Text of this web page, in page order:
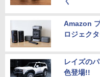
Amazon
ロジェク
レイズの
色登場!!